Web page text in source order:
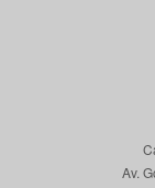
Av.